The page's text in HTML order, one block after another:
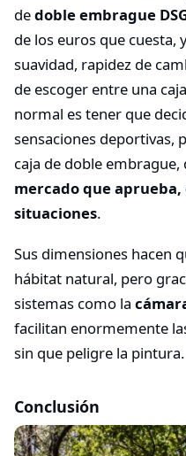
dedoble embrague
de los euros que cuesta,
suavidad, rapidez de
de escoger entre una
normal es tener que
sensaciones deportivas,
caja de doble embrague,
mercado que
situaciones.
Sus dimensiones hacen
hábitat natural, pero
sistemas como la
facilitan enormemente
sin que peligre la pintura.
Conclusión